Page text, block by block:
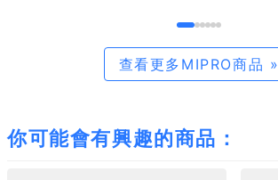
查看更多MIPRO商品 »
你可能會有興趣的商品：